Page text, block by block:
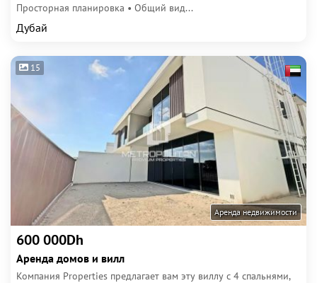
Просторная планировка • Общий вид...
Дубай
15
Аренда недвижимости
600 000Dh
Аренда домов и вилл
Компания Properties предлагает вам эту виллу с 4 спальнями,